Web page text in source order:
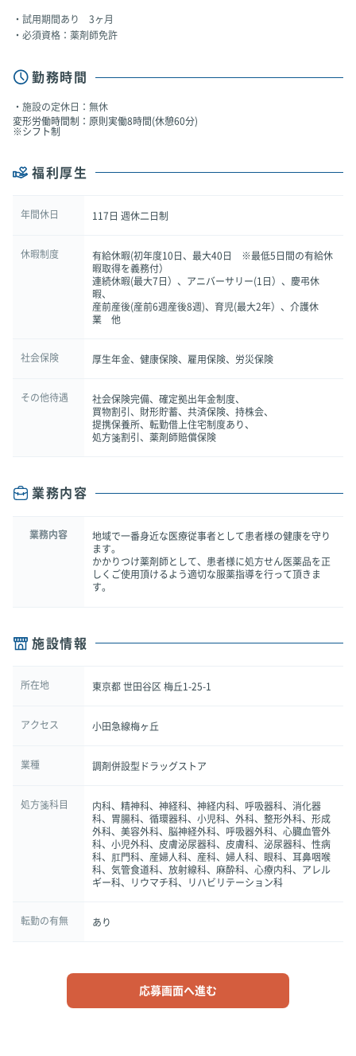
試用期間あり 3ヶ月
必須資格：薬剤師免許
勤務時間
施設の定休日：無休
変形労働時間制：原則実働8時間(休憩60分)
※シフト制
福利厚生
年間休日 117日 週休二日制
休暇制度
有給休暇(初年度10日、最大40日 ※最低5日間の有給休
暇取得を義務付）
連続休暇(最大7日）、アニバーサリー(1日）、慶弔休
暇、
産前産後(産前6週産後8週)、育児(最大2年）、介護休
業 他
社会保険 厚生年金、健康保険、雇用保険、労災保険
その他待遇
社会保険完備、確定拠出年金制度、
買物割引、財形貯蓄、共済保険、持株会、
提携保養所、転勤借上住宅制度あり、
処方箋割引、薬剤師賠償保険
業務内容
業務内容
地域で一番身近な医療従事者として患者様の健康を守り
ます。
かかりつけ薬剤師として、患者様に処方せん医薬品を正
しくご使用頂けるよう適切な服薬指導を行って頂きま
す。
施設情報
所在地 東京都 世田谷区 梅丘1-25-1
アクセス 小田急線梅ヶ丘
業種 調剤併設型ドラッグストア
処方箋科目
内科、精神科、神経科、神経内科、呼吸器科、消化器
科、胃腸科、循環器科、小児科、外科、整形外科、形成
外科、美容外科、脳神経外科、呼吸器外科、心臓血管外
科、小児外科、皮膚泌尿器科、皮膚科、泌尿器科、性病
科、肛門科、産婦人科、産科、婦人科、眼科、耳鼻咽喉
科、気管食道科、放射線科、麻酔科、心療内科、アレル
ギー科、リウマチ科、リハビリテーション科
転勤の有無 あり
応募画面へ進む